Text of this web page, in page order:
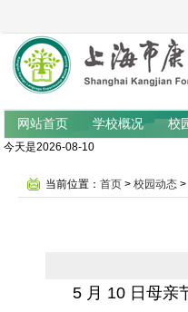
网站首页 学校概况 校
今天是2026-08-10
当前位置： 首页 > 校园动态 >
5 月 10 日母亲节